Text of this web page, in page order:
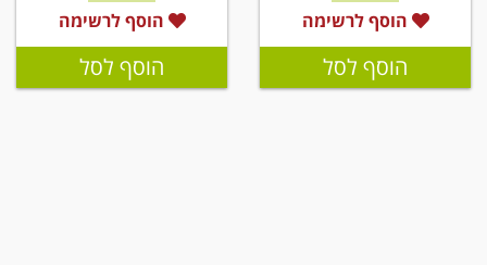
הוסף לרשימה
הוסף לסל
הוסף לרשימה
הוסף לסל